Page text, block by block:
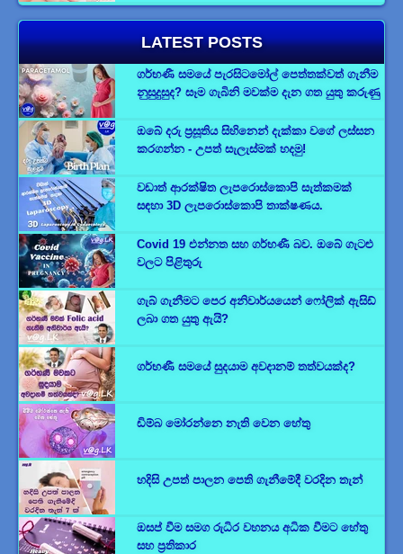
LATEST POSTS
ගර්භණී සමයේ පැරසිටමෝල් පෙත්තක්වත් ගැනීම
නුසුදුසුද? සෑම ගැබිනි මවක්ම දැන ගත යුතු කරුණු
ඔබේ දරු ප්‍රසූතිය සිහිනෙන් දැක්කා වගේ ලස්සන
කරගන්න - උපත් සැලැස්මක් හදමු!
වඩාත් ආරක්ෂිත ලැපරොස්කොපි සැත්කමක්
සඳහා 3D ලැපරොස්කොපි තාක්ෂණය.
Covid 19 එන්නත සහ ගර්භණී බව. ඔබේ ගැටළු
වලට පිළිතුරු
ගැබ් ගැනීමට පෙර අනිවාර්යයෙන් ෆෝලික් ඇසිඩ්
ලබා ගත යුතු ඇයි?
ගර්භණී සමයේ සුදයාම අවදානම් තත්වයක්ද?
ඩිම්බ මෝරන්නෙ නැති වෙන හේතු
හදිසි උපත් පාලන පෙති ගැනීමේදී වරදින තැන්
ඔසප් වීම සමග රුධිර වහනය අධික වීමට හේතු
සහ ප්‍රතිකාර